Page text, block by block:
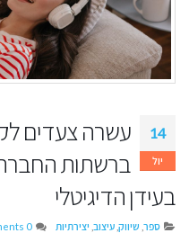
14
יול
עשרה צעדים
ברשתות
בעידן הדיגיטלי
ספר, שיווק, עיצוב, יצירתיות 0 Comments